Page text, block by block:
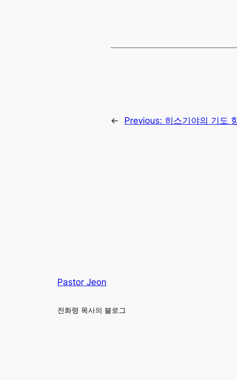
← Previous: 히스기야의 기도
Pastor Jeon
전화령 목사의 블로그